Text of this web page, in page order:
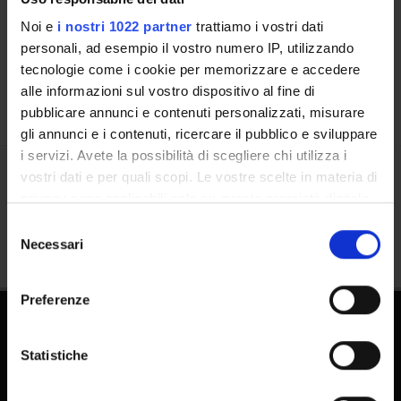
Noi e i nostri 1022 partner trattiamo i vostri dati
personali, ad esempio il vostro numero IP, utilizzando
tecnologie come i cookie per memorizzare e accedere
alle informazioni sul vostro dispositivo al fine di
pubblicare annunci e contenuti personalizzati, misurare
gli annunci e i contenuti, ricercare il pubblico e sviluppare
i servizi. Avete la possibilità di scegliere chi utilizza i
vostri dati e per quali scopi. Le vostre scelte in materia di
modificare o revocare il proprio consenso in qualsiasi
momento dalla Dichiarazione sui cookie o facendo clic
raccogliere informazioni sulla tua posizione
geografica, con un'approssimazione di qualche
delNecessari
Preferenze
Statistiche
Calendar